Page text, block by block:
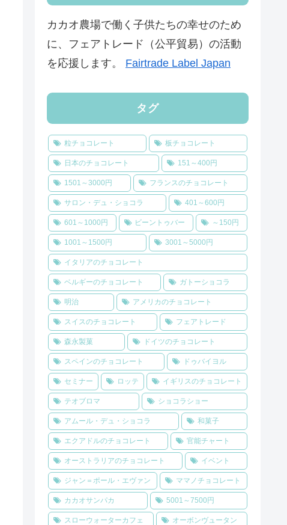
カカオ農場で働く子供たちの幸せのため
に、フェアトレード（公平貿易）の活動
を応援します。 Fairtrade Label Japan
タグ
粒チョコレート 板チョコレート
日本のチョコレート 151～400円
1501～3000円 フランスのチョコレート
サロン・デュ・ショコラ 401～600円
601～1000円 ビーントゥバー ～150円
1001～1500円 3001～5000円
イタリアのチョコレート
ベルギーのチョコレート ガトーショコラ
明治 アメリカのチョコレート
スイスのチョコレート フェアトレード
森永製菓 ドイツのチョコレート
スペインのチョコレート ドゥバイヨル
セミナー ロッテ イギリスのチョコレート
テオブロマ ショコラショー
アムール・デュ・ショコラ 和菓子
エクアドルのチョコレート 官能チャート
オーストラリアのチョコレート イベント
ジャン＝ポール・エヴァン ママノチョコレート
カカオサンパカ 5001～7500円
スローウォーターカフェ オーボンヴュータン